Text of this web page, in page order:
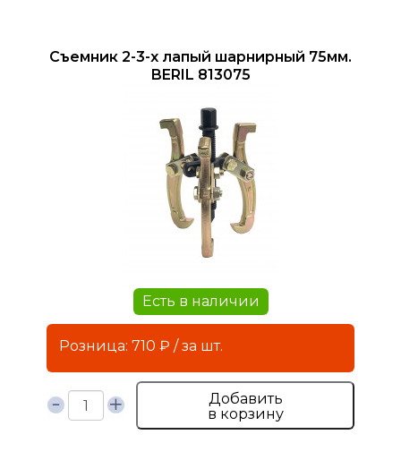
Съемник 2-3-х лапый шарнирный 75мм.
BERIL 813075
Есть в наличии
Розница: 710 ₽ / за шт.
Добавить
в корзину